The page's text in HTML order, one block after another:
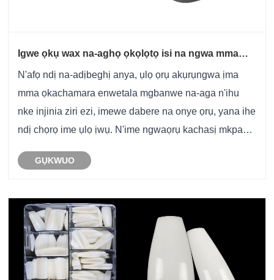
Igwe ọkụ wax na-aghọ ọkọlọtọ isi na ngwa mma
N'afọ ndị na-adịbeghị anya, ụlọ ọrụ akụrụngwa ịma
mma ọkachamara enwetala mgbanwe na-aga n'ihu
nke injinia ziri ezi, imewe dabere na onye ọrụ, yana ihe
ndị chọrọ ime ụlọ ịwụ. N'ime ngwaọrụ kachasị mkpa
maka ịnye ọrụ ọgwụgwọ na-agbanwe agbanwe na
GỤKWUO